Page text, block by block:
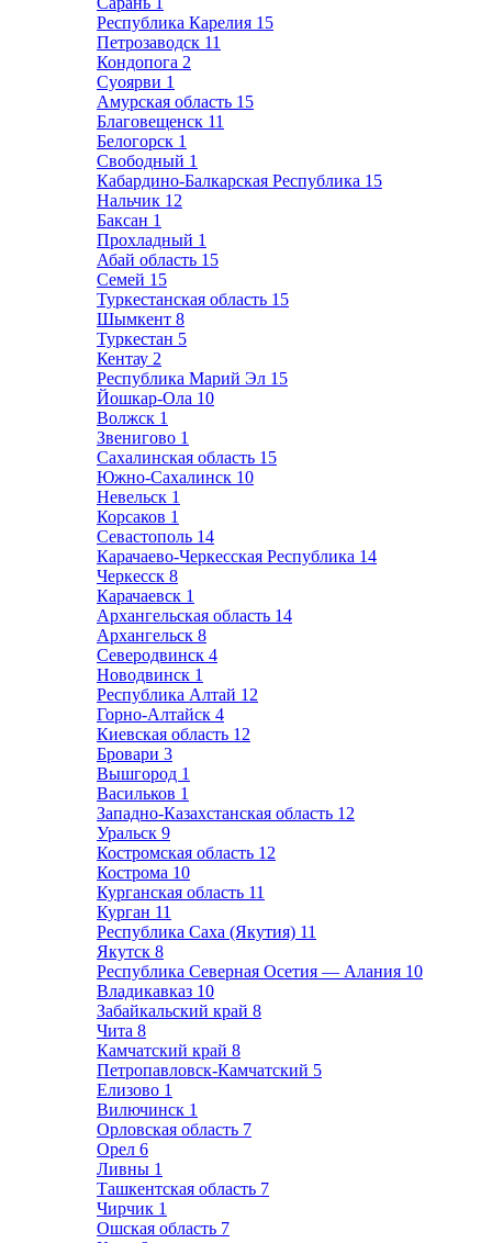
Республика Карелия 15
Петрозаводск 11
Кондопога 2
Суоярви 1
Амурская область 15
Благовещенск 11
Белогорск 1
Свободный 1
Кабардино-Балкарская Республика 15
Нальчик 12
Баксан 1
Прохладный 1
Абай область 15
Семей 15
Туркестанская область 15
Шымкент 8
Туркестан 5
Кентау 2
Республика Марий Эл 15
Йошкар-Ола 10
Волжск 1
Звенигово 1
Сахалинская область 15
Южно-Сахалинск 10
Невельск 1
Корсаков 1
Севастополь 14
Карачаево-Черкесская Республика 14
Черкесск 8
Карачаевск 1
Архангельская область 14
Архангельск 8
Северодвинск 4
Новодвинск 1
Республика Алтай 12
Горно-Алтайск 4
Киевская область 12
Бровари 3
Вышгород 1
Васильков 1
Западно-Казахстанская область 12
Уральск 9
Костромская область 12
Кострома 10
Курганская область 11
Курган 11
Республика Саха (Якутия) 11
Якутск 8
Республика Северная Осетия — Алания 10
Владикавказ 10
Забайкальский край 8
Чита 8
Камчатский край 8
Петропавловск-Камчатский 5
Елизово 1
Вилючинск 1
Орловская область 7
Орел 6
Ливны 1
Ташкентская область 7
Чирчик 1
Ошская область 7